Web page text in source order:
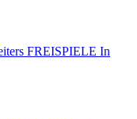
FREISPIELE In